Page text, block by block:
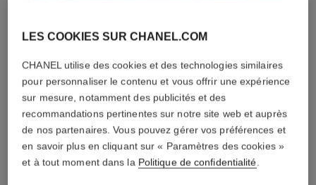
LES COOKIES SUR CHANEL.COM
CHANEL utilise des cookies et des technologies similaires
pour personnaliser le contenu et vous offrir une expérience
sur mesure, notamment des publicités et des
recommandations pertinentes sur notre site web et auprès
de nos partenaires. Vous pouvez gérer vos préférences et
en savoir plus en cliquant sur « Paramètres des cookies »
et à tout moment dans la Politique de confidentialité.